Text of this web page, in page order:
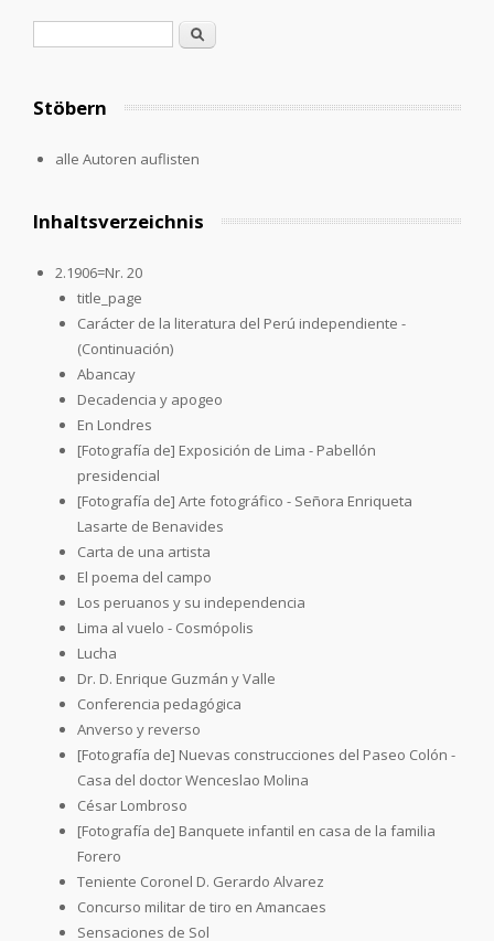
Search
Stöbern
alle Autoren auflisten
Inhaltsverzeichnis
2.1906=Nr. 20
title_page
Carácter de la literatura del Perú independiente -
(Continuación)
Abancay
Decadencia y apogeo
En Londres
[Fotografía de] Exposición de Lima - Pabellón
presidencial
[Fotografía de] Arte fotográfico - Señora Enriqueta
Lasarte de Benavides
Carta de una artista
El poema del campo
Los peruanos y su independencia
Lima al vuelo - Cosmópolis
Lucha
Dr. D. Enrique Guzmán y Valle
Conferencia pedagógica
Anverso y reverso
[Fotografía de] Nuevas construcciones del Paseo Colón -
Casa del doctor Wenceslao Molina
César Lombroso
[Fotografía de] Banquete infantil en casa de la familia
Forero
Teniente Coronel D. Gerardo Alvarez
Concurso militar de tiro en Amancaes
Sensaciones de Sol